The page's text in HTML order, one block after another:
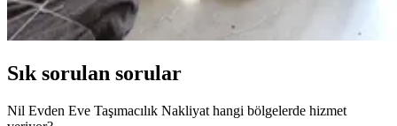
Sık sorulan sorular
Nil Evden Eve Taşımacılık Nakliyat hangi bölgelerde hizmet